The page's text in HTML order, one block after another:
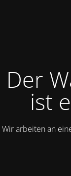
Der
ist
Wir arbeiten an